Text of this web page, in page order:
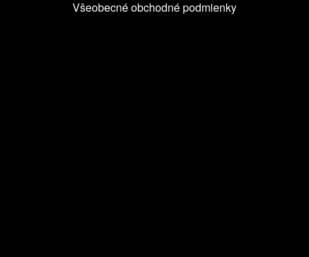
Všeobecné obchodné podmienky